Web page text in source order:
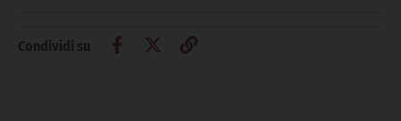
Condividi su